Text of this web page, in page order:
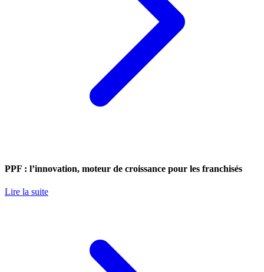
PPF : l’innovation, moteur de croissance pour les franchisés
Lire la suite